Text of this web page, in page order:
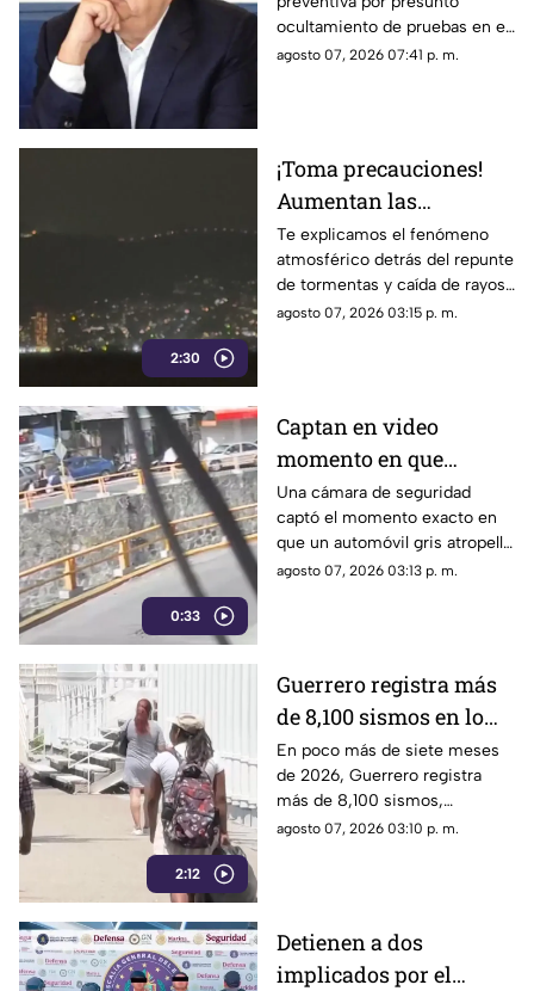
Aguirre por presunto
ocultamiento de
pruebas en el caso
ocultamiento de pruebas en el
caso de los 43 normalistas de
agosto 07, 2026 07:41 p. m.
2:30
¡Toma precauciones!
Aumentan las
tormentas eléctricas y
lluvias intensas en
Acapulco
Te explicamos el fenómeno
atmosférico detrás del repunte
de tormentas y caída de rayos
en el puerto.
agosto 07, 2026 03:15 p. m.
0:33
Captan en video
momento en que
vehículo embiste a una
familia en
Chilpancingo
Una cámara de seguridad
captó el momento exacto en
que un automóvil gris atropelló
a una familia que caminaba
agosto 07, 2026 03:13 p. m.
2:12
Guerrero registra más
de 8,100 sismos en lo
que va de 2026, el año
con mayor sismicidad
de los últimos cinco
años
En poco más de siete meses
de 2026, Guerrero registra
más de 8,100 sismos,
posicionándose como el año
agosto 07, 2026 03:10 p. m.
Detienen a dos
implicados por el